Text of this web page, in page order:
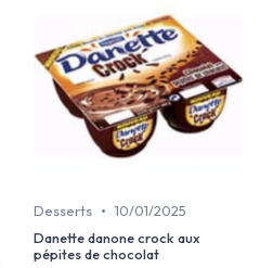
Desserts • 10/01/2025
Danette danone crock aux
pépites de chocolat